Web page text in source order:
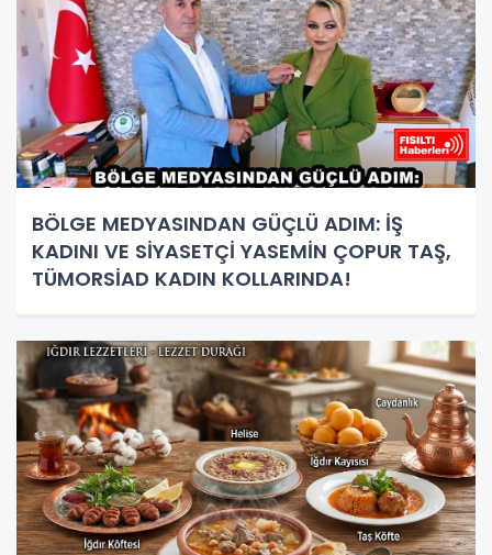
BÖLGE MEDYASINDAN GÜÇLÜ ADIM: İŞ
KADINI VE SİYASETÇİ YASEMİN ÇOPUR TAŞ,
TÜMORSİAD KADIN KOLLARINDA!